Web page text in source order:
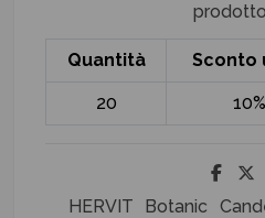
Quantità Sconto
20 10%
HERVIT Botanic